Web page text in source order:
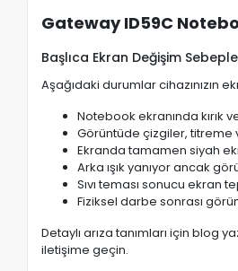
Gateway ID59C
Başlıca Ekran Değişim
Aşağıdaki durumlar cihazınızın
Notebook ekranında kırık
Görüntüde çizgiler, titreme
Ekranda tamamen siyah
Arka ışık yanıyor ancak
Sıvı teması sonucu ekran
Fiziksel darbe sonrası
Detaylı arıza tanımları için blog
iletişime geçin.